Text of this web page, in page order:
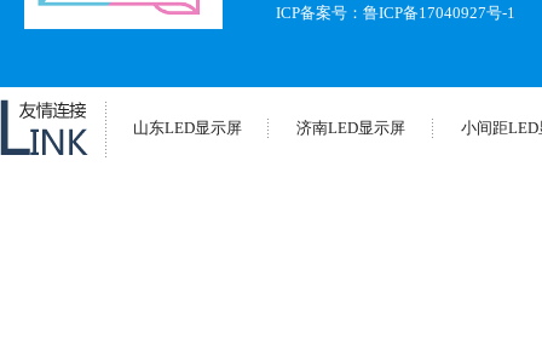
ICP备案号： 鲁ICP备17040927号-1
山东LED显示屏 济南LED显示屏 小间距